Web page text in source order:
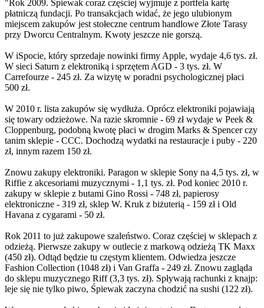
"Rok 2009. Śpiewak coraz częściej wyjmuje z portfela kartę
płatniczą fundacji. Po transakcjach widać, że jego ulubionym
miejscem zakupów jest stołeczne centrum handlowe Złote Tarasy
przy Dworcu Centralnym. Kwoty jeszcze nie gorszą.
W iSpocie, który sprzedaje nowinki firmy Apple, wydaje 4,6 tys. zł.
W sieci Saturn z elektroniką i sprzętem AGD - 3 tys. zł. W
Carrefourze - 245 zł. Za wizytę w poradni psychologicznej płaci
500 zł.
W 2010 r. lista zakupów się wydłuża. Oprócz elektroniki pojawiają
się towary odzieżowe. Na razie skromnie - 69 zł wydaje w Peek &
Cloppenburg, podobną kwotę płaci w drogim Marks & Spencer czy
tanim sklepie - CCC. Dochodzą wydatki na restauracje i puby - 220
zł, innym razem 150 zł.
Znowu zakupy elektroniki. Paragon w sklepie Sony na 4,5 tys. zł, w
Riffie z akcesoriami muzycznymi - 1,1 tys. zł. Pod koniec 2010 r.
zakupy w sklepie z butami Gino Rossi - 748 zł, papierosy
elektroniczne - 319 zł, sklep W. Kruk z biżuterią - 159 zł i Old
Havana z cygarami - 50 zł.
Rok 2011 to już zakupowe szaleństwo. Coraz częściej w sklepach z
odzieżą. Pierwsze zakupy w outlecie z markową odzieżą TK Maxx
(450 zł). Odtąd będzie tu częstym klientem. Odwiedza jeszcze
Fashion Collection (1048 zł) i Van Graffa - 249 zł. Znowu zagląda
do sklepu muzycznego Riff (3,3 tys. zł). Spływają rachunki z knajp:
leje się nie tylko piwo, Śpiewak zaczyna chodzić na sushi (122 zł).